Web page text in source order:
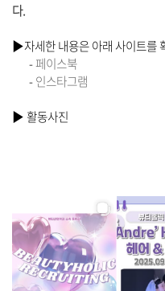
다.
▶자세한 내용은 아래 사이트를
-페이스북
-인스타그램
▶ 활동사진